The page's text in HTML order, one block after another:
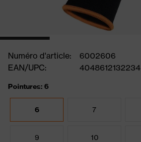
Numéro d'article:
6002606
EAN/UPC:
4048612132234
Pointures: 6
6 7
9 10